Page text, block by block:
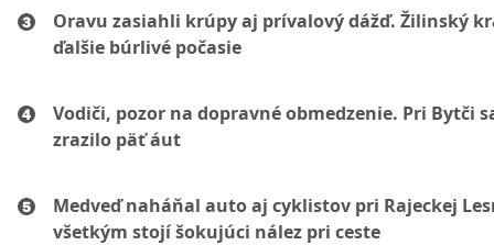
Oravu zasiahli krúpy aj prívalový dážď. Žilinský
ďalšie búrlivé počasie
Vodiči, pozor na dopravné obmedzenie. Pri Bytči
zrazilo päť áut
Medveď naháňal auto aj cyklistov pri Rajeckej
všetkým stojí šokujúci nález pri ceste